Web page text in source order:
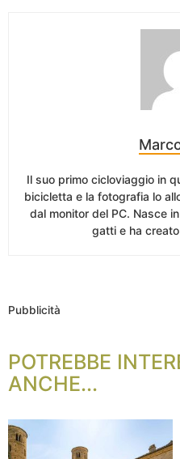
Il suo primo cicloviaggio in
bicicletta e la fotografia lo
dal monitor del PC. Nasce
gatti e ha creato
Pubblicità
POTREBBE
ANCHE...